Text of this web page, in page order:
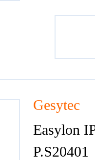
Gesytec
Easylon
P.S20401